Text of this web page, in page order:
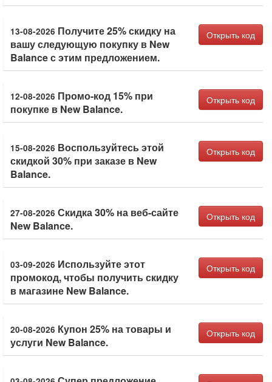
13-08-2026 Получите 25% скидку на
вашу следующую покупку в New
Balance с этим предложением.
Открыть код
12-08-2026 Промо-код 15% при
покупке в New Balance.
Открыть код
15-08-2026 Воспользуйтесь этой
скидкой 30% при заказе в New
Balance.
Открыть код
27-08-2026 Скидка 30% на веб-сайте
New Balance.
Открыть код
03-09-2026 Используйте этот
промокод, чтобы получить скидку
в магазине New Balance.
Открыть код
20-08-2026 Купон 25% на товары и
услуги New Balance.
Открыть код